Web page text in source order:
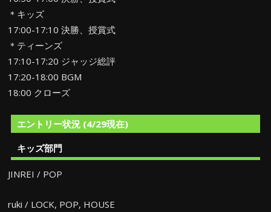
＊キッズ
17:00-17:10 決勝、授賞式
＊ティーンズ
17:10-17:20 ジャッジ総評
17:20-18:00 BGM
18:00 クローズ
エントリー状況 (4/29現在)
キッズ部門
JINREI / POP
ruki / LOCK, POP, HOUSE